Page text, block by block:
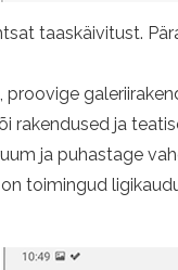
taaskäivitust.
rakendused ja
ja puhastage
toimingud